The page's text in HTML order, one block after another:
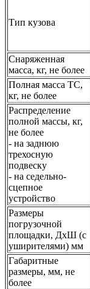
Тип кузова
Снаряженная
масса, кг, не более
Полная масса ТС,
кг, не более
Распределение
полной массы, кг,
не более
- на заднюю
трехосную
подвеску
- на седельно-
сцепное
устройство
Размеры
погрузочной
площадки, ДхШ (с
уширителями) мм
Габаритные
размеры, мм, не
более